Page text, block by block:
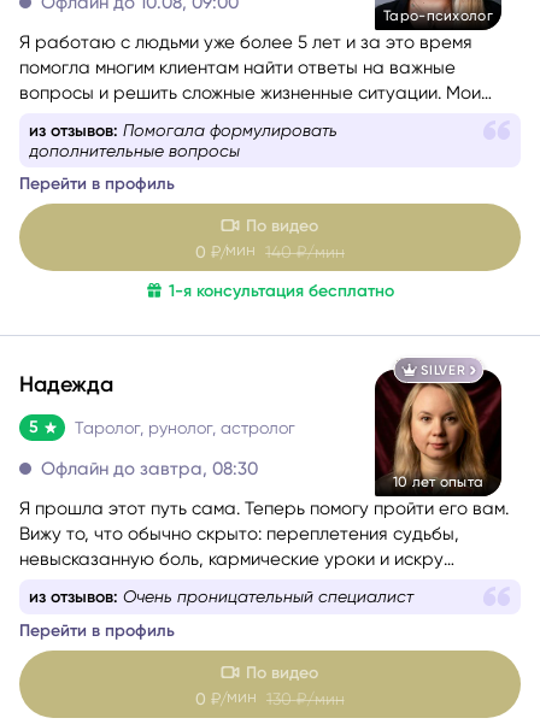
Таро-психолог
Я работаю с людьми уже более 5 лет и за это время
помогла многим клиентам найти ответы на важные
вопросы и решить сложные жизненные ситуации. Мои
любимые сферы работы — это отношения, саморазвитие
и предназначение. Я верю, что каждый человек имеет
цель — помочь вам раскрыть свой потенциал и достичь
гармонии в жизни.
из отзывов: Помогала формулировать
дополнительные вопросы
Перейти в профиль
По видео
0 ₽/мин140 ₽/мин
1-я консультация бесплатно
SILVER
10 лет опыта
Надежда
5 Таролог, рунолог, астролог
Офлайн до завтра, 08:30
Я прошла этот путь сама. Теперь помогу пройти его вам.
Вижу то, что обычно скрыто: переплетения судьбы,
невысказанную боль, кармические уроки и искру
астролог, таролог, рунолог, мастер оракула Симболон,
МАК-карт и литотерапевт.
Моя задача - вернуть вам ясность и опору, когда
непонятно, куда двигаться, и кажется, что впереди только
туман.
из отзывов: Очень проницательный специалист
Перейти в профиль
По видео
0 ₽/мин 130 ₽/мин